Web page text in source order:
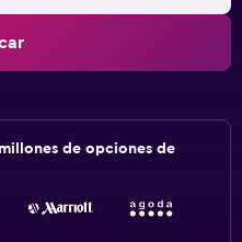
de opciones de